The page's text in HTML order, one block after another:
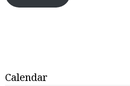
Calendar